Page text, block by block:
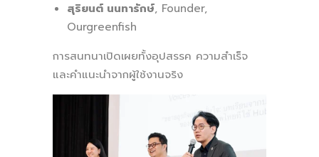
สุริยนต์ นนทารักษ์, Founder,
Ourgreenfish
การสนทนาเปิดเผยทั้งอุปสรรค ความสำเร็จ
และคำแนะนำจากผู้ใช้งานจริง